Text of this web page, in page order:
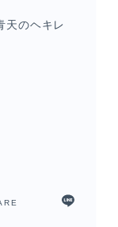
天のヘキレ